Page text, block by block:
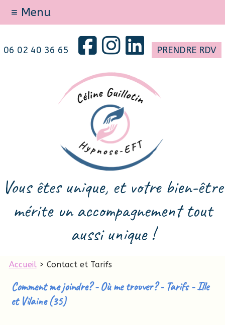
06 02 40 36 65 PRENDRE RDV
Vous êtes unique, et votre bien-être
mérite un accompagnement tout
aussi unique !
≡ Menu
Accueil> Contact et Tarifs
Comment me joindre? - Où me trouver? - Tarifs - Ille
et Vilaine (35)